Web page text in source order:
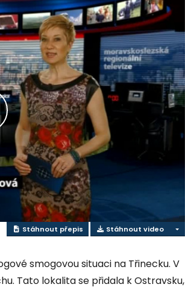
Stáhnout přepis Stáhnout video
smogovou situaci na Třinecku. V
Tato lokalita se přidala k Ostravsku,